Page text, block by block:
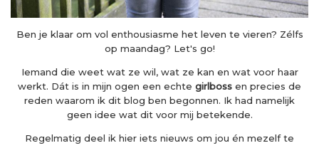
Ben je klaar om vol enthousiasme het leven te vieren? Zélfs
op maandag? Let's go!
Iemand die weet wat ze wil, wat ze kan en wat voor haar
werkt. Dát is in mijn ogen een echte girlboss en precies de
reden waarom ik dit blog ben begonnen. Ik had namelijk
geen idee wat dit voor mij betekende.
Regelmatig deel ik hier iets nieuws om jou én mezelf te